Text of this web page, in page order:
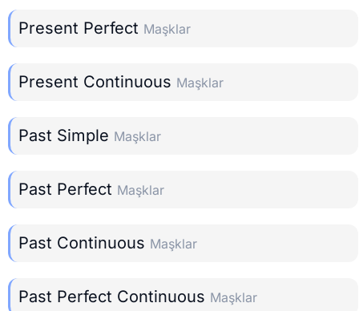
Present Perfect Maşklar
Present Continuous Maşklar
Past Simple Maşklar
Past Perfect Maşklar
Past Continuous Maşklar
Past Perfect Continuous Maşklar